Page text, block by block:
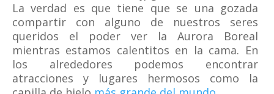
La verdad es que tiene que se una gozada
compartir con alguno de nuestros seres
queridos el poder ver la Aurora Boreal
mientras estamos calentitos en la cama. En
los alrededores podemos encontrar
atracciones y lugares hermosos como la